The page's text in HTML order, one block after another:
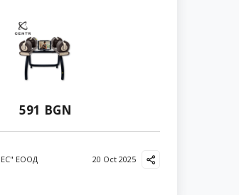
591 BGN
ЕООД 20 Oct 2025